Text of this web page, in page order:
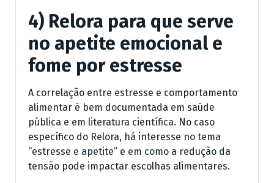
4) Relora para que serve
no apetite emocional e
fome por estresse
A correlação entre estresse e comportamento
alimentar é bem documentada em saúde
pública e em literatura científica. No caso
específico do Relora, há interesse no tema
“estresse e apetite” e em como a redução da
tensão pode impactar escolhas alimentares.